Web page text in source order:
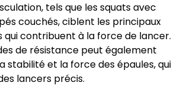
tels que les squats avec
couchés, ciblent les principaux
qui contribuent à la force de lancer.
de résistance peut également
stabilité et la force des épaules, qui
lancers précis.